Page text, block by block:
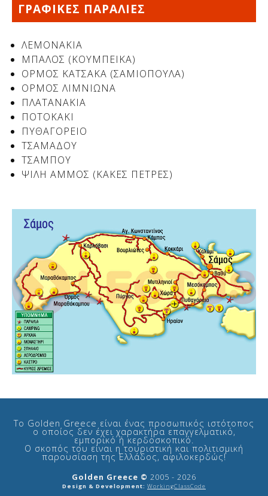
ΓΡΑΦΙΚΕΣ ΠΑΡΑΛΙΕΣ
ΛΕΜΟΝΑΚΙΑ
ΜΠΑΛΟΣ (ΚΟΥΜΠΕΙΚΑ)
ΟΡΜΟΣ ΚΑΤΣΑΚΑ (ΣΑΜΙΟΠΟΥΛΑ)
ΟΡΜΟΣ ΛΙΜΝΙΩΝΑ
ΠΛΑΤΑΝΑΚΙΑ
ΠΟΤΟΚΑΚΙ
ΠΥΘΑΓΟΡΕΙΟ
ΤΣΑΜΑΔΟΥ
ΤΣΑΜΠΟΥ
ΨΙΛΗ ΑΜΜΟΣ (ΚΑΚΕΣ ΠΕΤΡΕΣ)
Το Golden Greece είναι ένας προσωπικός ιστότοπος
ο οποίος δεν έχει χαρακτήρα επαγγελματικό,
εμπορικό ή κερδοσκοπικό.
Ο σκοπός του είναι η τουριστική και πολιτισμική
παρουσίαση της Ελλάδος, αφιλοκερδώς!
Golden Greece © 2005 - 2026
Design & Development: WorkingClassCode